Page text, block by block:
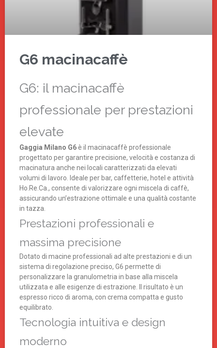
G6 macinacaffè
G6: il macinacaffè
professionale per prestazioni
elevate
Gaggia Milano G6è il macinacaffè professionale
progettato per garantire precisione, velocità e costanza di
macinatura anche nei locali caratterizzati da elevati
volumi di lavoro. Ideale per bar, caffetterie, hotel e attività
Ho.Re.Ca., consente di valorizzare ogni miscela di caffè,
assicurando un’estrazione ottimale e una qualità costante
in tazza.
Prestazioni professionali e
massima precisione
Dotato di macine professionali ad alte prestazioni e di un
sistema di regolazione preciso, G6 permette di
personalizzare la granulometria in base alla miscela
utilizzata e alle esigenze di estrazione. Il risultato è un
espresso ricco di aroma, con crema compatta e gusto
equilibrato.
Tecnologia intuitiva e design
moderno